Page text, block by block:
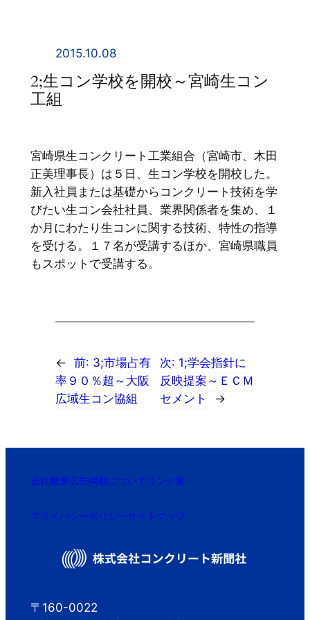
2015.10.08
2;生コン学校を開校～宮崎生コン
工組
宮崎県生コンクリート工業組合（宮崎市、木田
正美理事長）は５日、生コン学校を開校した。
新入社員または基礎からコンクリート技術を学
びたい生コン会社社員、業界関係者を集め、１
か月にわたり生コンに関する技術、特性の指導
を受ける。１７名が受講するほか、宮崎県職員
もスポットで受講する。
← 前: 3;市場占有
率９０％超～大阪
広域生コン協組
次: 1;学会指針に
反映提案～ＥＣＭ
セメント
→
会社概要広告掲載について リンク集
プライバシーポリシーサイトマップ
〒160-0022